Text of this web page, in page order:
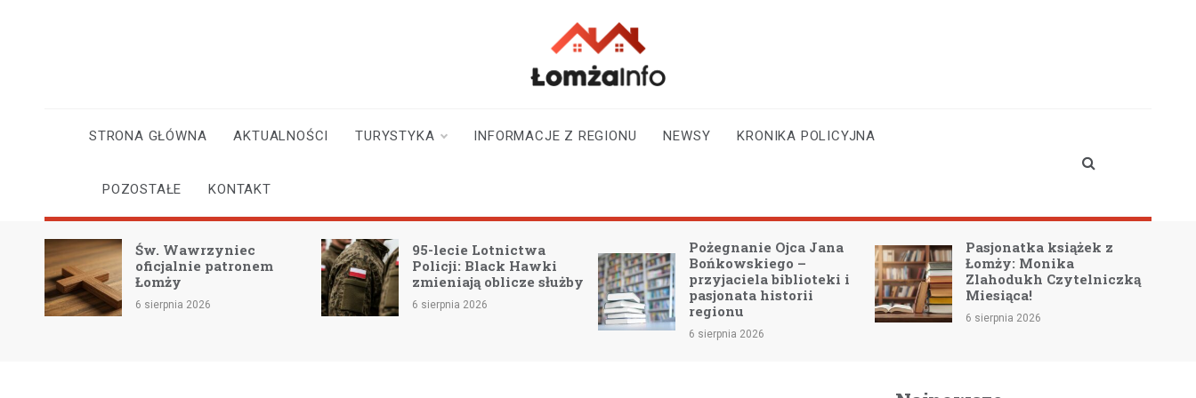
i okolicy
STRONA GŁÓWNA AKTUALNOŚCI TURYSTYKA INFORMACJE Z REGIONU NEWSY KRONIKA POLICYJNA
POZOSTAŁE KONTAKT
Św. Wawrzyniec
oficjalnie patronem
Łomży
6 sierpnia 2026
95-lecie Lotnictwa
Policji: Black Hawki
zmieniają oblicze służby
6 sierpnia 2026
Pożegnanie Ojca Jana
Bońkowskiego –
przyjaciela biblioteki i
pasjonata historii
regionu
6 sierpnia 2026
Pasjonatka książek z
Łomży: Monika
Zlahodukh Czytelniczką
Miesiąca!
6 sierpnia 2026